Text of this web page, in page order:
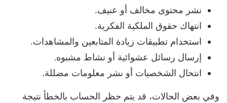
نشر محتوى مخالف أو عنيف.
انتهاك حقوق الملكية الفكرية.
استخدام تطبيقات زيادة المتابعين والمشاهدات.
إرسال رسائل عشوائية أو نشاط مشبوه.
انتحال الشخصيات أو نشر معلومات مضللة.
وفي بعض الحالات، قد يتم حظر الحساب بالخطأ نتيجة